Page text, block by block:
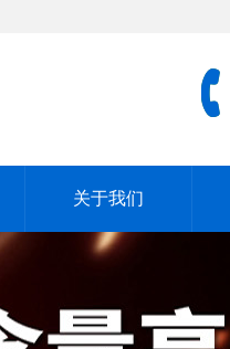
关于我们